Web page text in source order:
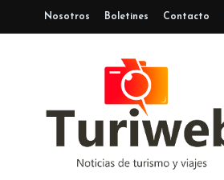
Nosotros Boletines Contacto